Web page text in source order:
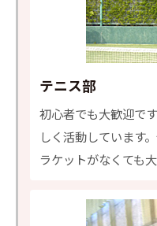
テニス部
初心者でも大歓迎で
しく活動しています
ラケットがなくても